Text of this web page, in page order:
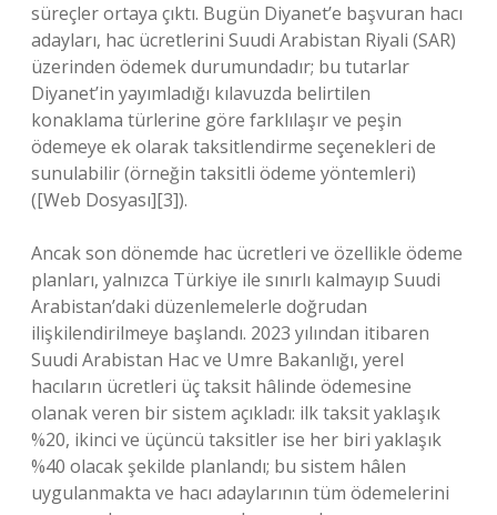
süreçler ortaya çıktı. Bugün Diyanet’e başvuran hacı
adayları, hac ücretlerini Suudi Arabistan Riyali (SAR)
üzerinden ödemek durumundadır; bu tutarlar
Diyanet’in yayımladığı kılavuzda belirtilen
konaklama türlerine göre farklılaşır ve peşin
ödemeye ek olarak taksitlendirme seçenekleri de
sunulabilir (örneğin taksitli ödeme yöntemleri)
([Web Dosyası][3]).
Ancak son dönemde hac ücretleri ve özellikle ödeme
planları, yalnızca Türkiye ile sınırlı kalmayıp Suudi
Arabistan’daki düzenlemelerle doğrudan
ilişkilendirilmeye başlandı. 2023 yılından itibaren
Suudi Arabistan Hac ve Umre Bakanlığı, yerel
hacıların ücretleri üç taksit hâlinde ödemesine
olanak veren bir sistem açıkladı: ilk taksit yaklaşık
%20, ikinci ve üçüncü taksitler ise her biri yaklaşık
%40 olacak şekilde planlandı; bu sistem hâlen
uygulanmakta ve hacı adaylarının tüm ödemelerini